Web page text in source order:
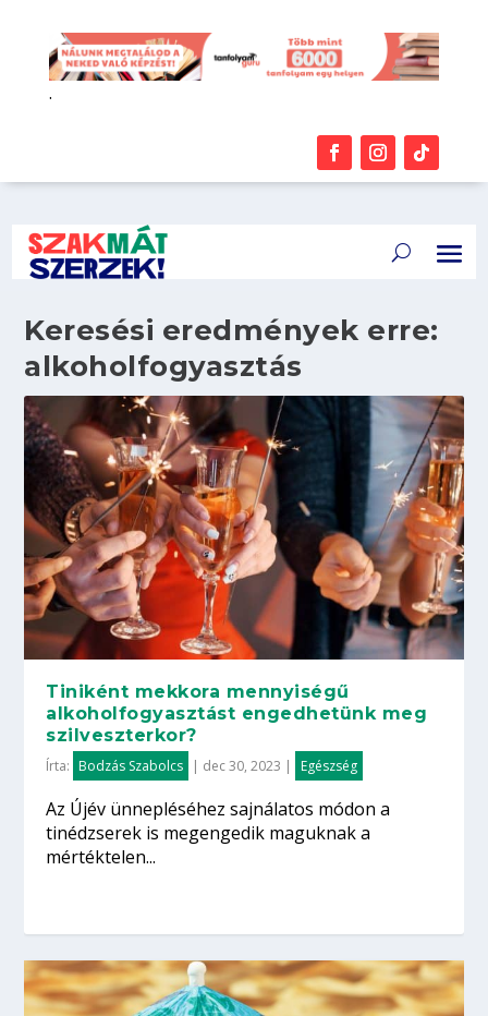
.
Keresési eredmények erre:
alkoholfogyasztás
Tiniként mekkora mennyiségű
alkoholfogyasztást engedhetünk meg
szilveszterkor?
Írta: Bodzás Szabolcs | dec 30, 2023 | Egészség
Az Újév ünnepléséhez sajnálatos módon a
tinédzserek is megengedik maguknak a
mértéktelen...